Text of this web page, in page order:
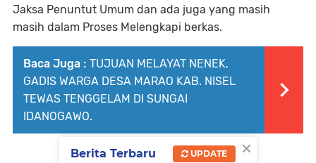
Jaksa Penuntut Umum dan ada juga yang masih
masih dalam Proses Melengkapi berkas.
Baca Juga : TUJUAN MELAYAT NENEK,
GADIS WARGA DESA MARAO KAB. NISEL
TEWAS TENGGELAM DI SUNGAI
IDANOGAWO.
×
Berita Terbaru UPDATE